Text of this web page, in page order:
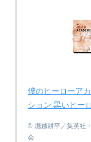
僕のヒーローア
ション 黒いヒー
© 堀越耕平／集英社
会